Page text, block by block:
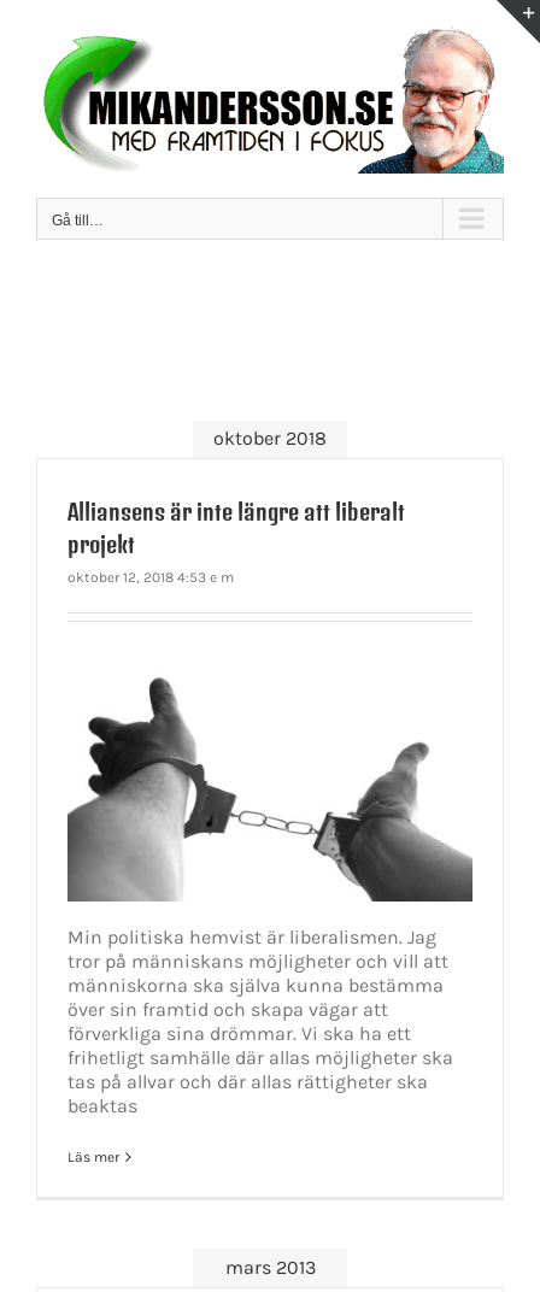
innehållet
Gå till…
oktober 2018
Alliansens är inte längre att liberalt
projekt
oktober 12, 2018 4:53 e m
Min politiska hemvist är liberalismen. Jag
tror på människans möjligheter och vill att
människorna ska själva kunna bestämma
över sin framtid och skapa vägar att
förverkliga sina drömmar. Vi ska ha ett
frihetligt samhälle där allas möjligheter ska
tas på allvar och där allas rättigheter ska
beaktas
Läs mer
mars 2013